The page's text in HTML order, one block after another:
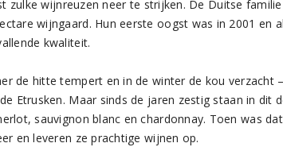
zulke wijnreuzen neer te strijken. De Duitse
wijngaard. Hun eerste oogst was in 2001 en
kwaliteit.
de hitte tempert en in de winter de kou verzacht
Etrusken. Maar sinds de jaren zestig staan in dit
sauvignon blanc en chardonnay. Toen was
en leveren ze prachtige wijnen op.